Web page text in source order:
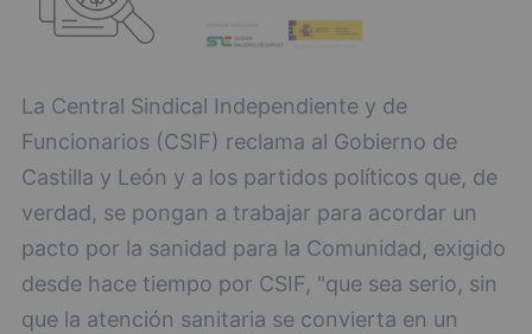
La Central Sindical Independiente y de
Funcionarios (CSIF) reclama al Gobierno de
Castilla y León y a los partidos políticos que, de
verdad, se pongan a trabajar para acordar un
pacto por la sanidad para la Comunidad, exigido
desde hace tiempo por CSIF, "que sea serio, sin
que la atención sanitaria se convierta en un